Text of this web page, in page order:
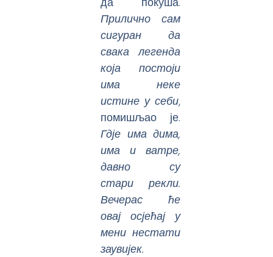
Прилично сам
сигуран да
свака легенда
која постоји
има неке
истине у себи,
помишљао је.
Гдје има дима,
има и ватре,
давно су
стари рекли.
Вечерас ће
овај осјећај у
мени нестати
заувијек.